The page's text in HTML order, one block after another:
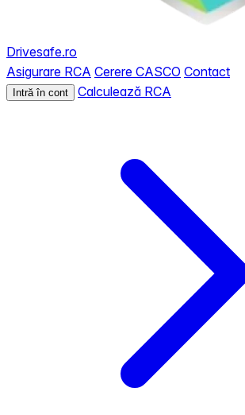
Drivesafe.ro
Asigurare RCA Cerere CASCO Contact
Intră în cont Calculează RCA